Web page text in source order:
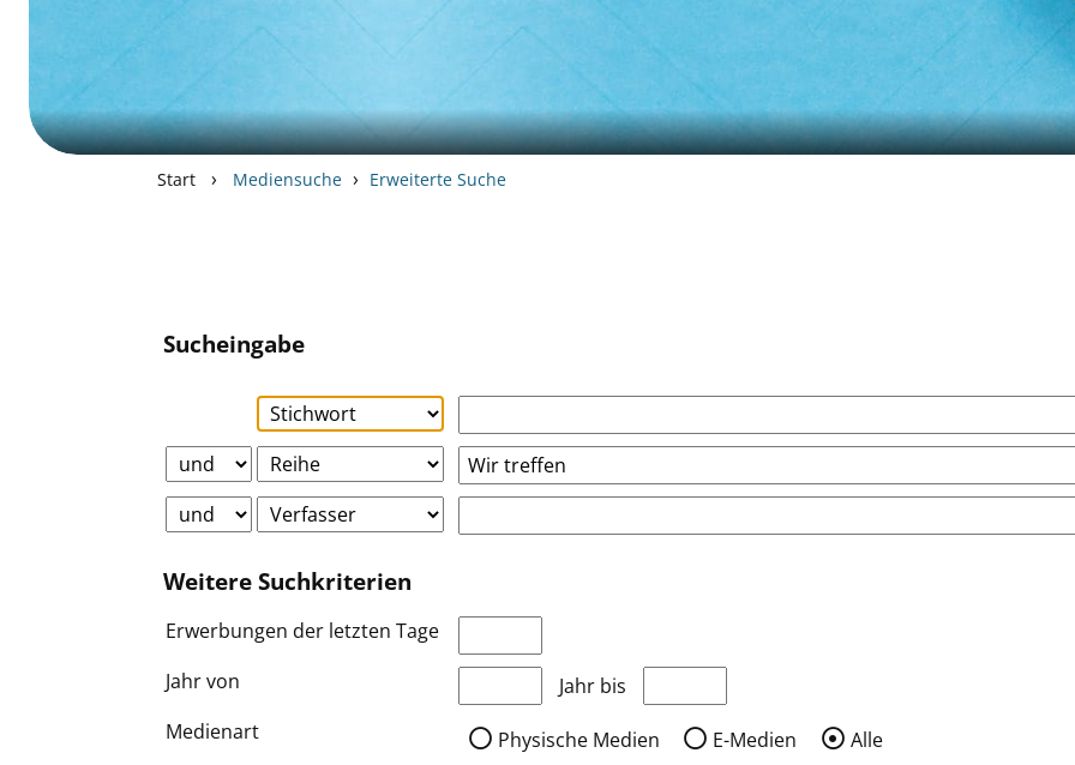
Start › Mediensuche › Erweiterte Suche
Sucheingabe
Weitere Suchkriterien
Erwerbungen der letzten Tage
Jahr von
Medien anzeigen, die nach dem Jahr veröffentlicht wurden
Jahr bis
Medienart
Physische Medien E-Medien
Alle